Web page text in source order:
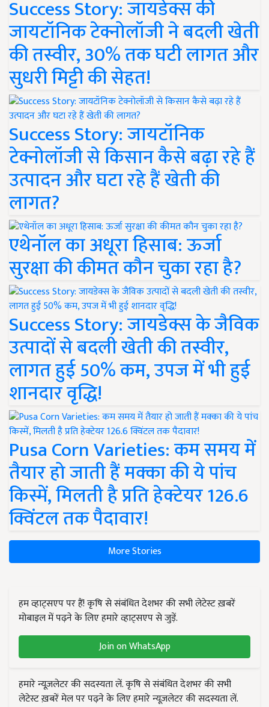
Success Story: जायडेक्स की
जायटॉनिक टेक्नोलॉजी ने बदली खेती
की तस्वीर, 30% तक घटी लागत और
सुधरी मिट्टी की सेहत!
Success Story: जायटॉनिक
टेक्नोलॉजी से किसान कैसे बढ़ा रहे हैं
उत्पादन और घटा रहे हैं खेती की
लागत?
एथेनॉल का अधूरा हिसाब: ऊर्जा
सुरक्षा की कीमत कौन चुका रहा है?
Success Story: जायडेक्स के जैविक
उत्पादों से बदली खेती की तस्वीर,
लागत हुई 50% कम, उपज में भी हुई
शानदार वृद्धि!
Pusa Corn Varieties: कम समय में
तैयार हो जाती हैं मक्का की ये पांच
किस्में, मिलती है प्रति हेक्टेयर 126.6
क्विंटल तक पैदावार!
More Stories
हम व्हाट्सएप पर हैं! कृषि से संबंधित देशभर की सभी लेटेस्ट ख़बरें
मोबाइल में पढ़ने के लिए हमारे व्हाट्सएप से जुड़ें.
Join on WhatsApp
हमारे न्यूज़लेटर की सदस्यता लें. कृषि से संबंधित देशभर की सभी
लेटेस्ट ख़बरें मेल पर पढ़ने के लिए हमारे न्यूज़लेटर की सदस्यता लें.